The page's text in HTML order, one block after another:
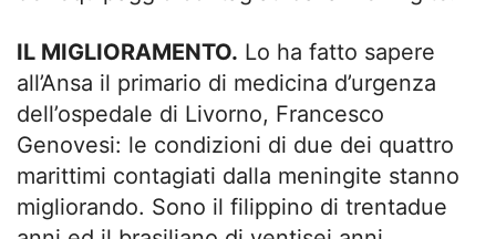
IL MIGLIORAMENTO. Lo ha fatto sapere
all’Ansa il primario di medicina d’urgenza
dell’ospedale di Livorno, Francesco
Genovesi: le condizioni di due dei quattro
marittimi contagiati dalla meningite stanno
migliorando. Sono il filippino di trentadue